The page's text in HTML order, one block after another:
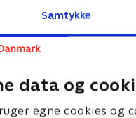
Samtykke
data og
egne cookies og
men
i
Når de
end én